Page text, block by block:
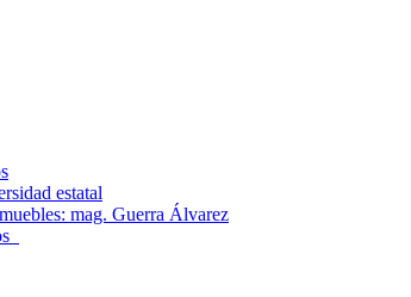
estatal
mag. Guerra Álvarez